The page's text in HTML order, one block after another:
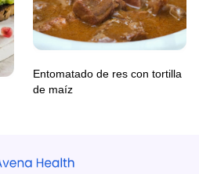
Entomatado de res con tortilla
de maíz